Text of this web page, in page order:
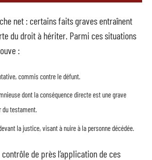
net : certains faits graves entraînent
du droit à hériter. Parmi ces situations
:
commis contre le défunt.
dont la conséquence directe est une grave
du testament.
la justice, visant à nuire à la personne décédée.
contrôle de près l’application de ces